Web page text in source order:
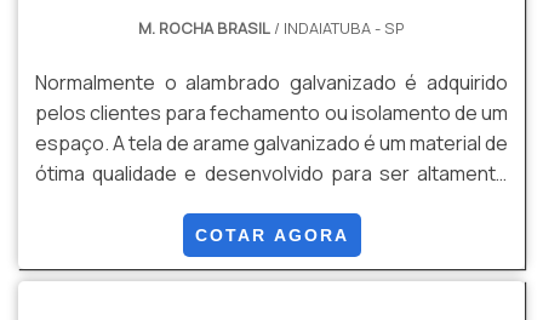
M. ROCHA BRASIL / INDAIATUBA - SP
Normalmente o alambrado galvanizado é adquirido
pelos clientes para fechamento ou isolamento de um
espaço. A tela de arame galvanizado é um material de
ótima qualidade e desenvolvido para ser altamente
ambientes e sendo útil para seus compradores em
cidades como Salto e Sorocaba.A tela de arame
COTAR AGORA